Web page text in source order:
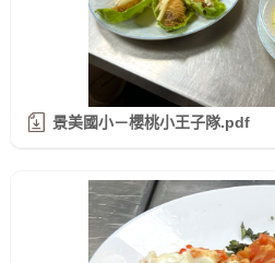
景美國小－櫻桃小王子隊.pdf